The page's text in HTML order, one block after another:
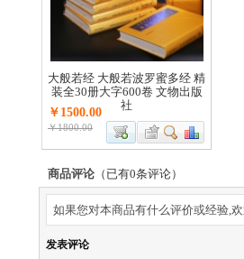
大般若经 大般若波罗蜜多经 精
装全30册大字600卷 文物出版
社
￥1500.00
￥1800.00
商品评论 （已有0条评论）
如果您对本商品有什么评价或经验,
发表评论